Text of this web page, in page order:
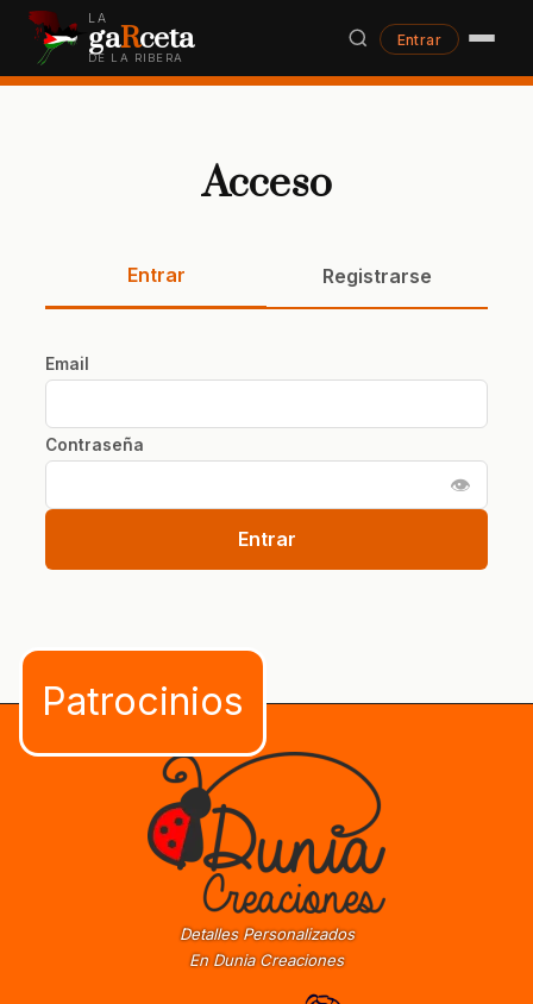
LA
gaRceta
DE LA RIBERA
Entrar
Acceso
Entrar Registrarse
Email
Contraseña
👁
Entrar
Detalles Personalizados
En Dunia Creaciones